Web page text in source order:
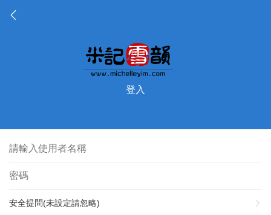
登入
安全提問(未設定請忽略)